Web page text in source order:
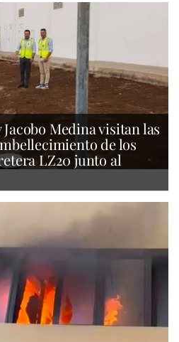
Medina visitan las
de los
LZ20 junto al